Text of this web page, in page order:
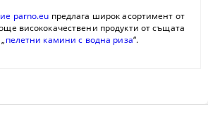
parno.eu предлага широк асортимент от
висококачествени продукти от същата
пелетни камини с водна риза“.